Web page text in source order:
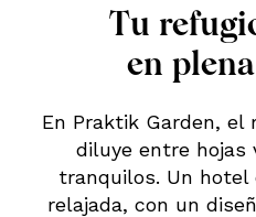
Tu
en
En Praktik Garden,
diluye entre hojas
tranquilos. Un
relajada, con un